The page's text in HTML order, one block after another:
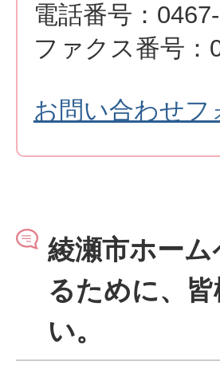
電話番号：
ファクス番号：
お問い合わせフ
綾瀬市ホー
るために、
い。